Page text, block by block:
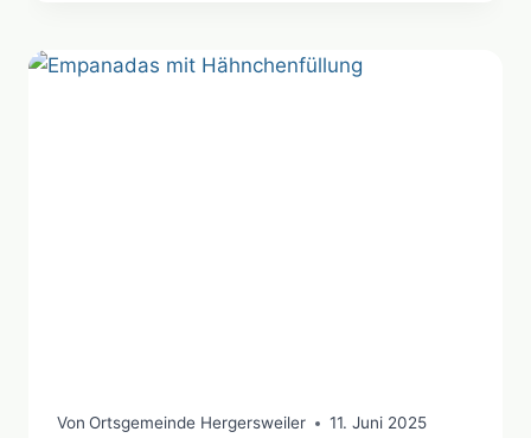
Von Ortsgemeinde Hergersweiler 11. Juni 2025